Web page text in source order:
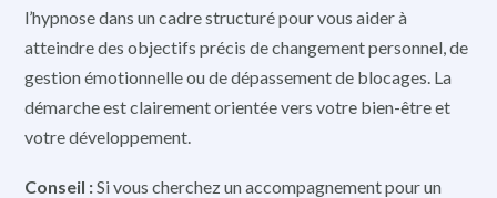
l’hypnose dans un cadre structuré pour vous aider à
atteindre des objectifs précis de changement personnel, de
gestion émotionnelle ou de dépassement de blocages. La
démarche est clairement orientée vers votre bien-être et
votre développement.
Conseil :Si vous cherchez un accompagnement pour un